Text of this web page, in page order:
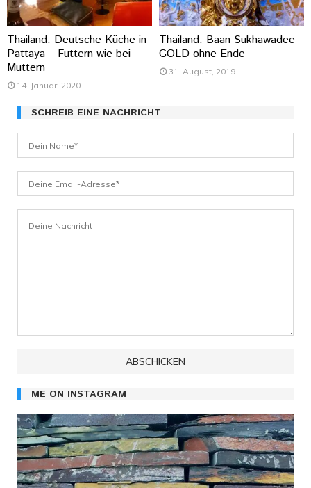
Thailand: Deutsche Küche in
Pattaya – Futtern wie bei
Muttern
14. Januar, 2020
Thailand: Baan Sukhawadee –
GOLD ohne Ende
31. August, 2019
SCHREIB EINE NACHRICHT
ME ON INSTAGRAM